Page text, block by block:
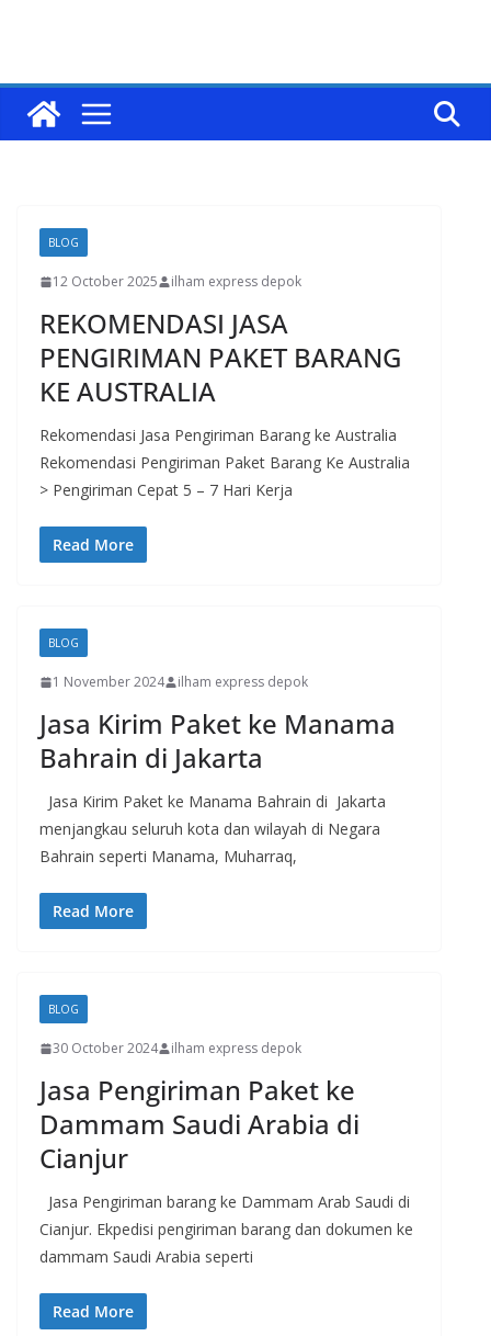
BLOG
12 October 2025 ilham express depok
REKOMENDASI JASA
PENGIRIMAN PAKET BARANG
KE AUSTRALIA
Rekomendasi Jasa Pengiriman Barang ke Australia
Rekomendasi Pengiriman Paket Barang Ke Australia
> Pengiriman Cepat 5 – 7 Hari Kerja
Read More
BLOG
1 November 2024 ilham express depok
Jasa Kirim Paket ke Manama
Bahrain di Jakarta
Jasa Kirim Paket ke Manama Bahrain di Jakarta
menjangkau seluruh kota dan wilayah di Negara
Bahrain seperti Manama, Muharraq,
Read More
BLOG
30 October 2024 ilham express depok
Jasa Pengiriman Paket ke
Dammam Saudi Arabia di
Cianjur
Jasa Pengiriman barang ke Dammam Arab Saudi di
Cianjur. Ekpedisi pengiriman barang dan dokumen ke
dammam Saudi Arabia seperti
Read More